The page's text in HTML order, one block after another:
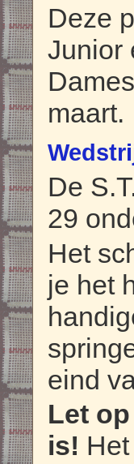
Deze
Junior
maart.
De
29
Het
je het
eind
Let
is!